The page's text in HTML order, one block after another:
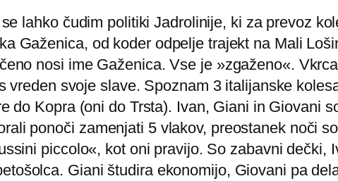
lahko čudim politiki Jadrolinije, ki za prevoz
Gaženica, od koder odpelje trajekt na Mali
nosi ime Gaženica. Vse je »zgaženo«.
svoje slave. Spoznam 3 italijanske
do Kopra (oni do Trsta). Ivan, Giani in Giovani
ponoči zamenjati 5 vlakov, preostanek noči
piccolo«, kot oni pravijo. So zabavni dečki,
Giani študira ekonomijo, Giovani pa